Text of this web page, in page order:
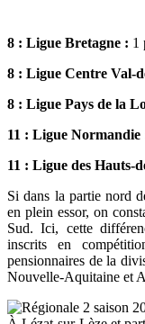
8 : Ligue Bretagne : 1
8 : Ligue Centre Val-
8 : Ligue Pays de la
11 : Ligue Normandie
11 : Ligue des Hauts-
Si dans la partie nord
en plein essor, on
Sud. Ici, cette
inscrits en
pensionnaires de la
Nouvelle-Aquitaine et